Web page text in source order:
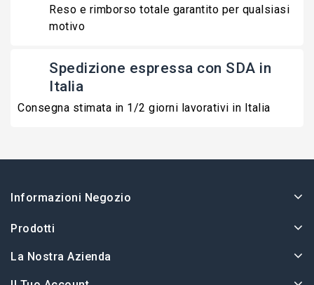
Reso e rimborso totale garantito per qualsiasi
motivo
Spedizione espressa con SDA in
Italia
Consegna stimata in 1/2 giorni lavorativi in Italia
Informazioni Negozio
Prodotti
La Nostra Azienda